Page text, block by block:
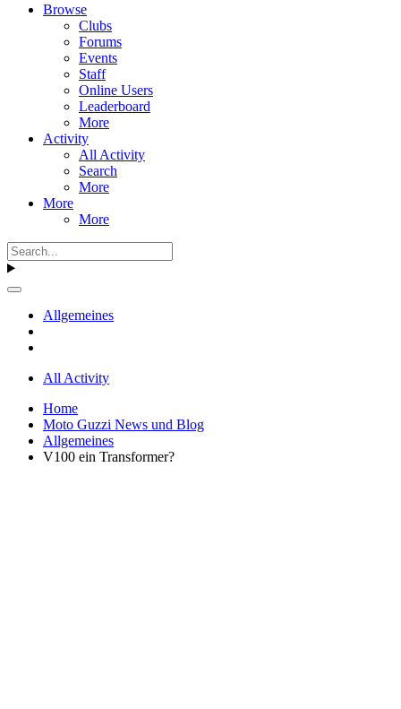
Browse
Clubs
Forums
Events
Staff
Online Users
Leaderboard
More
Activity
All Activity
Search
More
More
More
Allgemeines
All Activity
Home
Moto Guzzi News und Blog
Allgemeines
V100 ein Transformer?